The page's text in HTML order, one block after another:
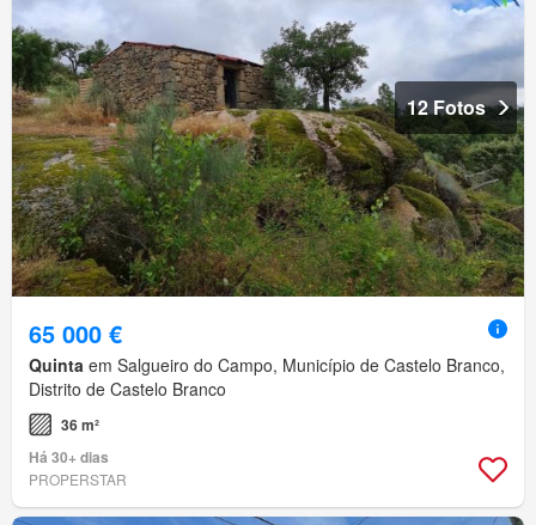
12 Fotos
65 000 €
Quinta em Salgueiro do Campo, Município de Castelo Branco,
Distrito de Castelo Branco
36 m²
Há 30+ dias
PROPERSTAR